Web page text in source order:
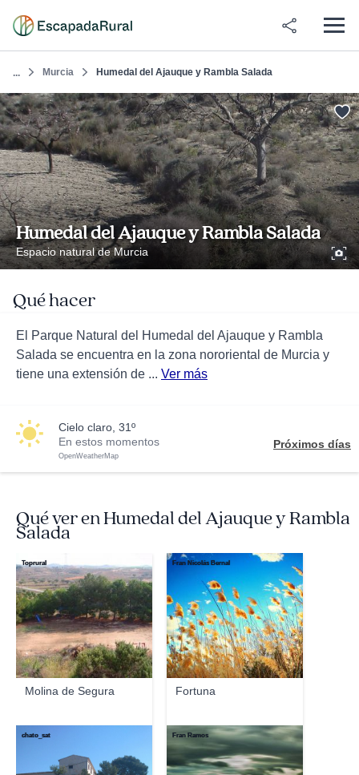
... Murcia Humedal del Ajauque y Rambla Salada
Humedal del Ajauque y Rambla Salada
Espacio natural de Murcia
Qué hacer
El Parque Natural del Humedal del Ajauque y Rambla
Salada se encuentra en la zona nororiental de Murcia y
tiene una extensión de ... Ver más
cielo claro, 31º
En estos momentos
OpenWeatherMap
Próximos días
Qué ver en Humedal del Ajauque y Rambla
Salada
Molina de Segura
Toprural
Fortuna
Fran Nicolás Bernal
chato_sat Fran Ramos